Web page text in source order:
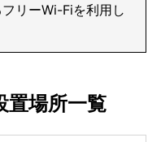
リーWi-Fiを利用し
置場所一覧